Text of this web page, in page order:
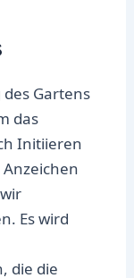
Gartens
das
Initiieren
Es wird
die die